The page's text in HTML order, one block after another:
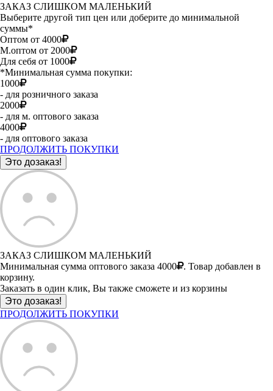
ЗАКАЗ СЛИШКОМ МАЛЕНЬКИЙ
Выберите другой тип цен или доберите до минимальной
суммы*
Оптом от 4000
М.оптом от 2000
Для себя от 1000
*Минимальная сумма покупки:
1000
- для розничного заказа
2000
- для м. оптового заказа
4000
- для оптового заказа
ПРОДОЛЖИТЬ ПОКУПКИ
ЗАКАЗ СЛИШКОМ МАЛЕНЬКИЙ
Минимальная сумма оптового заказа 4000
. Товар добавлен в
корзину.
Заказать в один клик, Вы также сможете и из корзины
ПРОДОЛЖИТЬ ПОКУПКИ